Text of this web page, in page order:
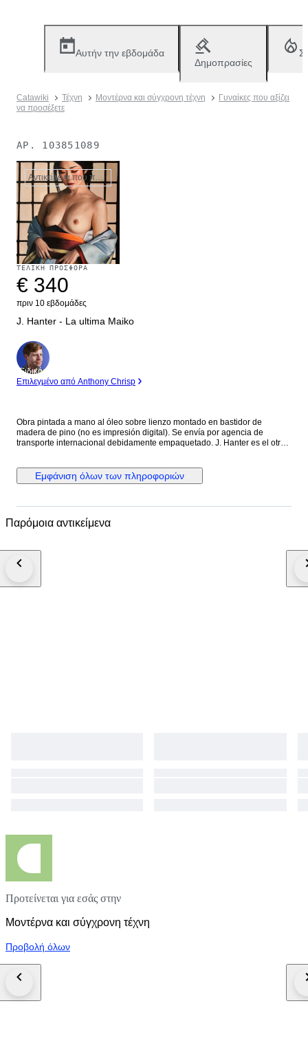
Αυτήν την εβδομάδα
Δημοπρασίες
Catawiki Τέχνη Μοντέρνα και σύγχρονη τέχνη
Γυναίκες που αξίζει
να προσέξετε
ΑΡ. 103851089
Αντικείμενα που πωλήθηκαν
ΤΕΛΙΚΉ ΠΡΟΣΦΟΡΆ
€ 340
πριν 10 εβδομάδες
J. Hanter - La ultima Maiko
Ειδικός
Επιλεγμένο από Anthony Chrisp
Obra pintada a mano al óleo sobre lienzo montado en bastidor de
madera de pino (no es impresión digital). Se envía por agencia de
transporte internacional debidamente empaquetado. J. Hanter es el otro
realidad limitaba su creatividad. Esta transformación la llevó a explorar el
arte creativo, donde encontró una mayor libertad para expresar
obras se alejaron de la representación objetiva, dando paso a una
Εμφάνιση όλων των πληροφοριών
Παρόμοια αντικείμενα
Προτείνεται για εσάς στην
Μοντέρνα και σύγχρονη τέχνη
Προβολή όλων